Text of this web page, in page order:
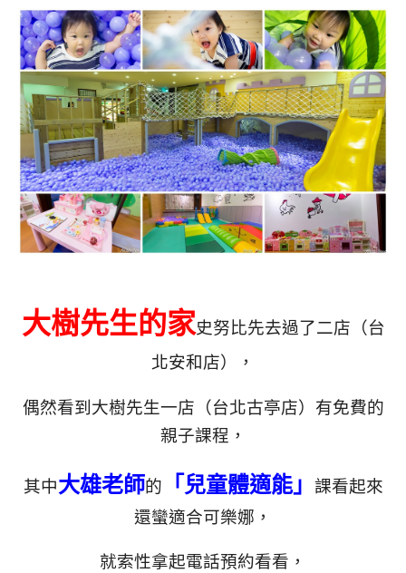
大樹先生的家史努比先去過了二店（台
北安和店），
偶然看到大樹先生一店（台北古亭店）有免費的
親子課程，
其中大雄老師的 「兒童體適能」
課看起來
還蠻適合可樂娜，
就索性拿起電話預約看看，